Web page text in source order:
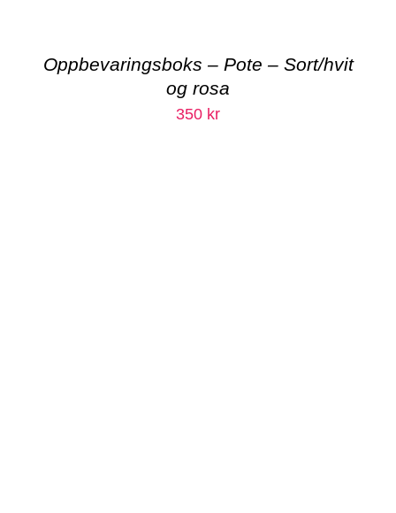
Oppbevaringsboks – Pote – Sort/hvit
og rosa
350 kr